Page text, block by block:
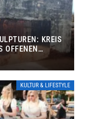
KREIS
OFFENEN
KULTUR & LIFESTYLE